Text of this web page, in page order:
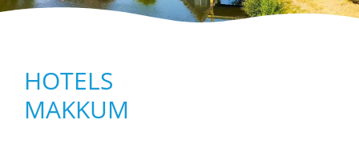
HOTELS
MAKKUM